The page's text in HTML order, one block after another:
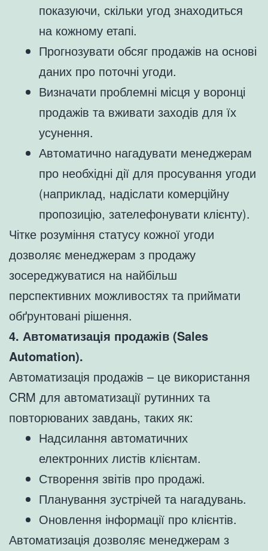
показуючи, скільки угод знаходиться
на кожному етапі.
Прогнозувати обсяг продажів на основі
даних про поточні угоди.
Визначати проблемні місця у воронці
продажів та вживати заходів для їх
усунення.
Автоматично нагадувати менеджерам
про необхідні дії для просування угоди
(наприклад, надіслати комерційну
пропозицію, зателефонувати клієнту).
Чітке розуміння статусу кожної угоди
дозволяє менеджерам з продажу
зосереджуватися на найбільш
перспективних можливостях та приймати
обґрунтовані рішення.
4. Автоматизація продажів (Sales
Automation).
Автоматизація продажів – це використання
CRM для автоматизації рутинних та
повторюваних завдань, таких як:
Надсилання автоматичних
електронних листів клієнтам.
Створення звітів про продажі.
Планування зустрічей та нагадувань.
Оновлення інформації про клієнтів.
Автоматизація дозволяє менеджерам з